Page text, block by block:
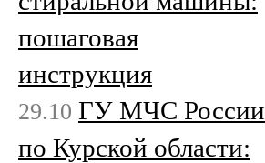
пошаговая
инструкция
29.10 ГУ МЧС России
по Курской области: